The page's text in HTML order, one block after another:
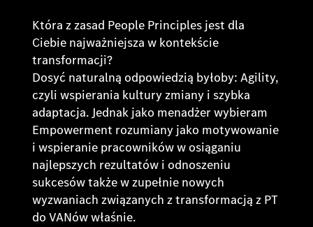
Która z zasad People Principles jest dla
Ciebie najważniejsza w kontekście
transformacji?
Dosyć naturalną odpowiedzią byłoby: Agility,
czyli wspierania kultury zmiany i szybka
adaptacja. Jednak jako menadżer wybieram
Empowerment rozumiany jako motywowanie
i wspieranie pracowników w osiąganiu
najlepszych rezultatów i odnoszeniu
sukcesów także w zupełnie nowych
wyzwaniach związanych z transformacją z PT
do VANów właśnie.